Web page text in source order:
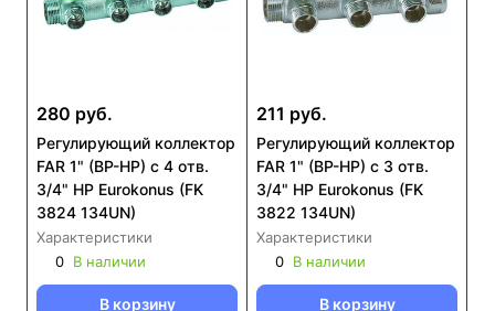
280 руб.
Регулирующий коллектор
FAR 1" (ВР-НР) с 4 отв.
3/4" НР Eurokonus (FK
3824 134UN)
Характеристики
0 В наличии
В корзину
211 руб.
Регулирующий коллектор
FAR 1" (ВР-НР) с 3 отв.
3/4" НР Eurokonus (FK
3822 134UN)
Характеристики
0 В наличии
В корзину